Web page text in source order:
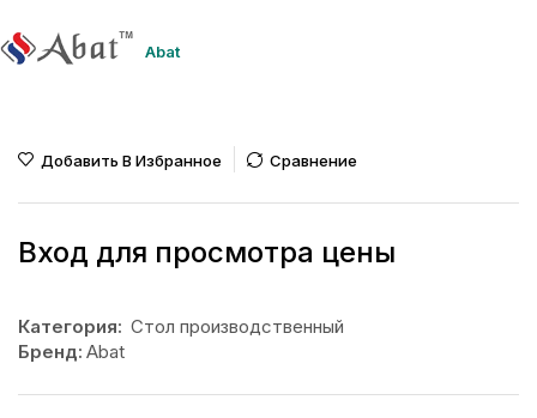
Abat
Добавить В Избранное Сравнение
Вход для просмотра цены
Категория: Стол производственный
Бренд: Abat